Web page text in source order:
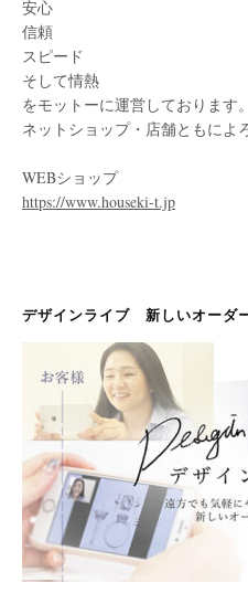
安心
信頼
スピード
そして情熱
をモットーに運営しております。
ネットショップ・店舗ともによ
WEBショップ
https://www.houseki-t.jp
デザインライブ 新しいオーダ